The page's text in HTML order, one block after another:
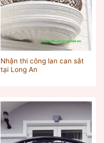
Nhận thi công lan can sắt
tại Long An